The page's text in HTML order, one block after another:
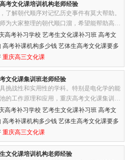
考文化课培训机构老师经验
了解朝代顺序对记忆历史事件有莫大帮助。
为大家整理的朝代顺口溜，希望能帮助高三
朝顺口溜“秦汉三国两晋宋”，...
高考补习学校 艺考生文化课补习班 高考文
考补课机构多少钱 艺体生高考文化课要多
重庆高三文化课
文化课集训班老师经验
挑战性和实用性的学科。特别是电化学的能
的工作原理和应用，重庆高考文化课集训班
仅是考试必备知识，也是理解现...
高考补习学校 艺考生文化课补习班 高考文
考补课机构多少钱 艺体生高考文化课要多
重庆高三文化课
文化课培训机构老师经验